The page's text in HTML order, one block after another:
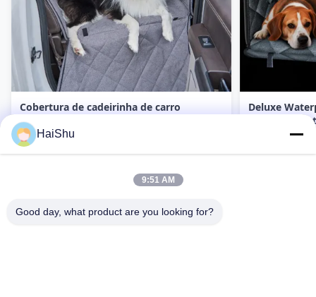
Cobertura de cadeirinha de carro
resistente à água para animais de
estimação protege o piso do veículo
mantém os animais confortáveis e
Deluxe
arranhões
Car Seat
HaiShu
9:51 AM
Good day, what product are you looking for?